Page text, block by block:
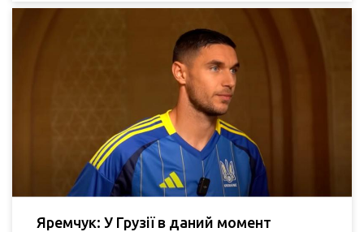
Яремчук: У Грузії в даний момент